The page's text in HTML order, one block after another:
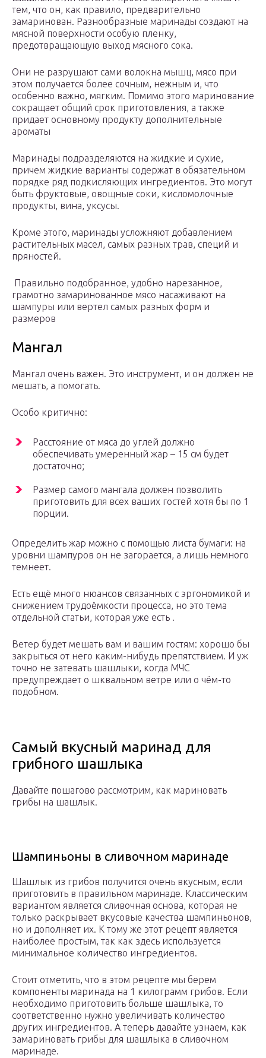
тем, что он, как правило, предварительно
замаринован. Разнообразные маринады создают на
мясной поверхности особую пленку,
предотвращающую выход мясного сока.
Они не разрушают сами волокна мышц, мясо при
этом получается более сочным, нежным и, что
особенно важно, мягким. Помимо этого маринование
сокращает общий срок приготовления, а также
придает основному продукту дополнительные
ароматы
Маринады подразделяются на жидкие и сухие,
причем жидкие варианты содержат в обязательном
порядке ряд подкисляющих ингредиентов. Это могут
быть фруктовые, овощные соки, кисломолочные
продукты, вина, уксусы.
Кроме этого, маринады усложняют добавлением
растительных масел, самых разных трав, специй и
пряностей.
Правильно подобранное, удобно нарезанное,
грамотно замаринованное мясо насаживают на
шампуры или вертел самых разных форм и
размеров
Мангал
Мангал очень важен. Это инструмент, и он должен не
мешать, а помогать.
Особо критично:
Расстояние от мяса до углей должно
обеспечивать умеренный жар – 15 см будет
достаточно;
Размер самого мангала должен позволить
приготовить для всех ваших гостей хотя бы по 1
порции.
Определить жар можно с помощью листа бумаги: на
уровни шампуров он не загорается, а лишь немного
темнеет.
Есть ещё много нюансов связанных с эргономикой и
снижением трудоёмкости процесса, но это тема
отдельной статьи, которая уже есть .
Ветер будет мешать вам и вашим гостям: хорошо бы
закрыться от него каким-нибудь препятствием. И уж
точно не затевать шашлыки, когда МЧС
предупреждает о шквальном ветре или о чём-то
подобном.
Самый вкусный маринад для
грибного шашлыка
Давайте пошагово рассмотрим, как мариновать
грибы на шашлык.
Шампиньоны в сливочном маринаде
Шашлык из грибов получится очень вкусным, если
приготовить в правильном маринаде. Классическим
вариантом является сливочная основа, которая не
только раскрывает вкусовые качества шампиньонов,
но и дополняет их. К тому же этот рецепт является
наиболее простым, так как здесь используется
минимальное количество ингредиентов.
Стоит отметить, что в этом рецепте мы берем
компоненты маринада на 1 килограмм грибов. Если
необходимо приготовить больше шашлыка, то
соответственно нужно увеличивать количество
других ингредиентов. А теперь давайте узнаем, как
замариновать грибы для шашлыка в сливочном
маринаде.